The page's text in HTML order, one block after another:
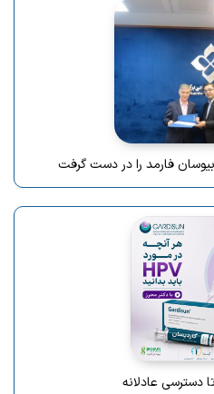
فارمد را در دست گرفت
دسترسی عادلانه